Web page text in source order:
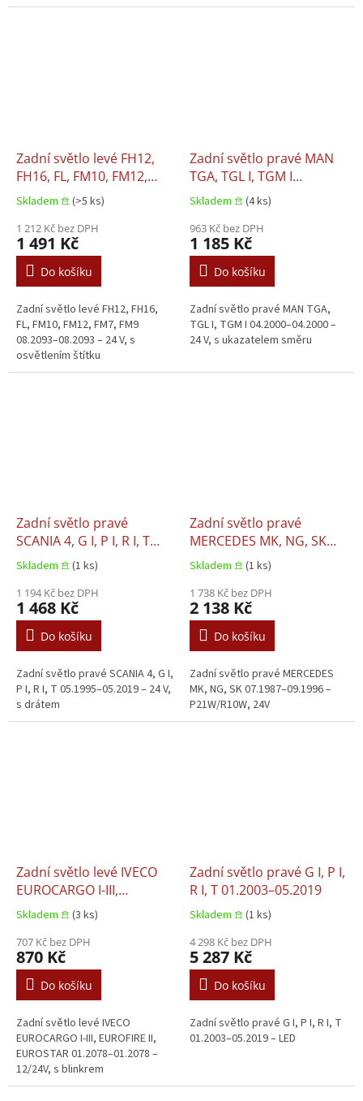
Zadní světlo levé FH12,
FH16, FL, FM10, FM12,
FM7, FM9 08.2093–
Skladem 𖠿 (>5 ks)
1 212 Kč bez DPH
1 491 Kč
Do košíku
Zadní světlo levé FH12, FH16,
FL, FM10, FM12, FM7, FM9
08.2093–08.2093 – 24 V, s
osvětlením štítku
Zadní světlo pravé MAN
TGA, TGL I, TGM I
04.2000–04.2000
Skladem 𖠿 (4 ks)
963 Kč bez DPH
1 185 Kč
Do košíku
Zadní světlo pravé MAN TGA,
TGL I, TGM I 04.2000–04.2000 –
24 V, s ukazatelem směru
Zadní světlo pravé
SCANIA 4, G I, P I, R I, T
05.1995–05.2019
Skladem 𖠿 (1 ks)
1 194 Kč bez DPH
1 468 Kč
Do košíku
Zadní světlo pravé SCANIA 4, G I,
P I, R I, T 05.1995–05.2019 – 24 V,
s drátem
Zadní světlo pravé
MERCEDES MK, NG, SK
07.1987–09.1996
Skladem 𖠿 (1 ks)
1 738 Kč bez DPH
2 138 Kč
Do košíku
Zadní světlo pravé MERCEDES
MK, NG, SK 07.1987–09.1996 –
P21W/R10W, 24V
Zadní světlo levé IVECO
EUROCARGO I-III,
EUROFIRE II, EUROSTAR
01.2078–01.2078
Skladem 𖠿 (3 ks)
707 Kč bez DPH
870 Kč
Do košíku
Zadní světlo levé IVECO
EUROCARGO I-III, EUROFIRE II,
EUROSTAR 01.2078–01.2078 –
12/24V, s blinkrem
Zadní světlo pravé G I, P I,
R I, T 01.2003–05.2019
Skladem 𖠿 (1 ks)
4 298 Kč bez DPH
5 287 Kč
Do košíku
Zadní světlo pravé G I, P I, R I, T
01.2003–05.2019 – LED